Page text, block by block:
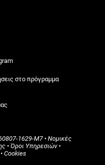
στο πρόγραμμα
1629-M7•Νομικές
•Όροι Υπηρεσιών•
Cookies